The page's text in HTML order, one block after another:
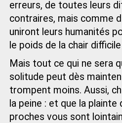
erreurs, de toutes leurs
contraires, mais comme
uniront leurs humanités
le poids de la chair
Mais tout ce qui ne sera
solitude peut dès
trompent moins. Aussi,
la peine : et que la
proches vous sont